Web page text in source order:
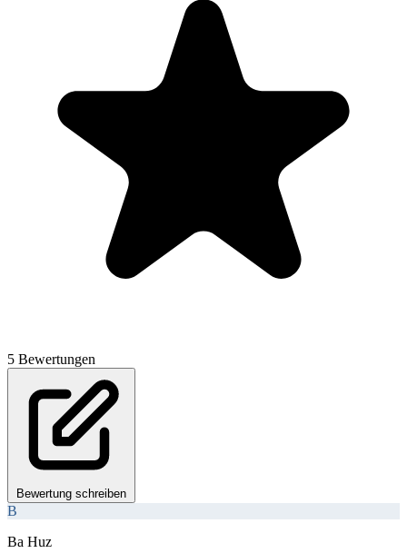
5 Bewertungen
Bewertung schreiben
B
Ba Huz